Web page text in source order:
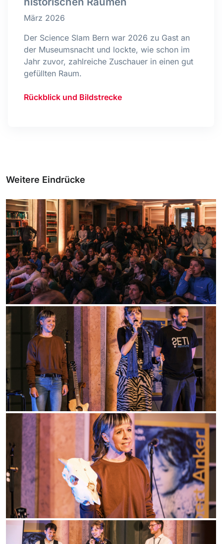
März 2026
Der Science Slam Bern war 2026 zu Gast an
der Museumsnacht und lockte, wie schon im
Jahr zuvor, zahlreiche Zuschauer in einen gut
gefüllten Raum.
Rückblick und Bildstrecke
Weitere Eindrücke